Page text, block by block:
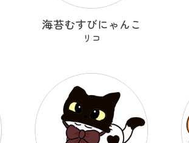
海苔むすびにゃんこ
リコ